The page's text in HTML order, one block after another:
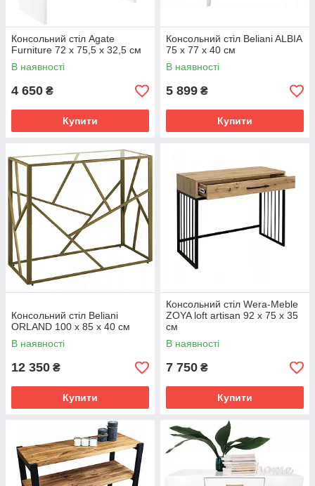
Консольний стіл Agate
Furniture 72 х 75,5 х 32,5 см
В наявності
4 650 ₴
Купити
Консольний стіл Beliani ALBIA
75 х 77 х 40 см
В наявності
5 899 ₴
Купити
Консольний стіл Beliani
ORLAND 100 x 85 x 40 см
В наявності
12 350 ₴
Купити
Консольний стіл Wera-Meble
ZOYA loft artisan 92 x 75 x 35
см
В наявності
7 750 ₴
Купити